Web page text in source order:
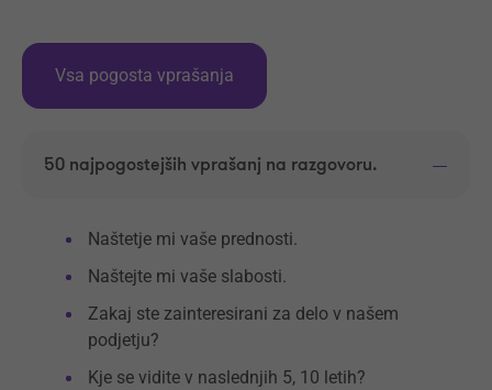
Vsa pogosta vprašanja
50 najpogostejših vprašanj na razgovoru.
Naštetje mi vaše prednosti.
Naštejte mi vaše slabosti.
Zakaj ste zainteresirani za delo v našem
podjetju?
Kje se vidite v naslednjih 5, 10 letih?